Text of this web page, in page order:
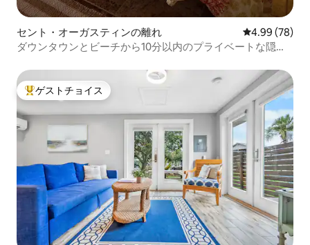
セント・オーガスティンの離れ レビュー78
4.99 (78)
ダウンタウンとビーチから10分以内のプライベートな隠れ
大好評のゲストチョイスです。
ゲストチョイス